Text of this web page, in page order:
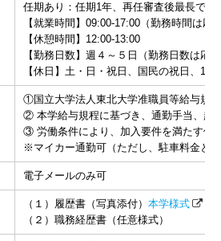
任期あり：任期1年、再任審査後最長で2
【就業時間】09:00-17:00（勤務時間は応
【休憩時間】12:00-13:00
【勤務日数】週４～５日（勤務日数は応
【休日】土・日・祝日、国民の祝日、
①国立大学法人東北大学准職員等給与規
② 本学給与規程に基づき、通勤手当、超
③ 労働条件により、加入要件を満たす保
※マイカー通勤可（ただし、駐⾞料⾦と
電子メールのみ可
（１）履歴書（写真添付） 本学様式
（２）職務経歴書（任意様式）